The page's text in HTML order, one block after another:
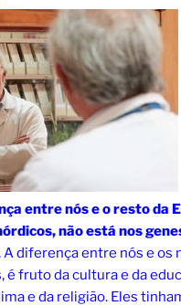
entre nós e o resto da
não está nos
A diferença entre nós e os
é fruto da cultura e da
e da religião. Eles